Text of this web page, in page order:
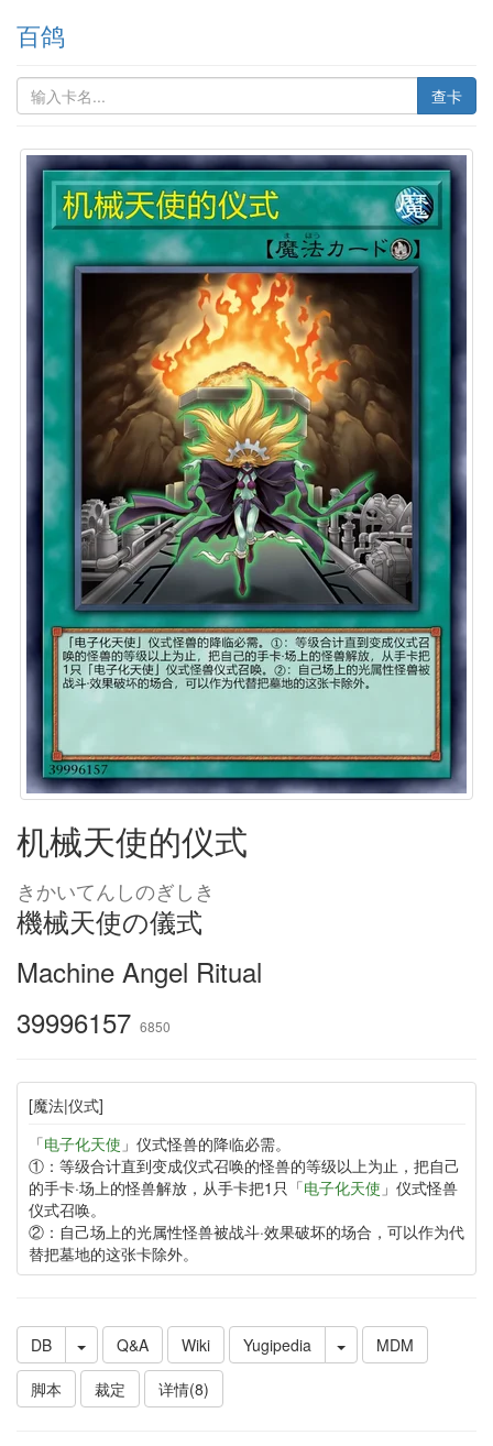
百鸽
查卡
机械天使的仪式
きかいてんしのぎしき
機械天使の儀式
Machine Angel Ritual
39996157 6850
[魔法|仪式]
「电子化天使 」仪式怪兽的降临必需。
①：等级合计直到变成仪式召唤的怪兽的等级以上为止，把自己
的手卡·场上的怪兽解放，从手卡把1只「电子化天使 」仪式怪兽
仪式召唤。
②：自己场上的光属性怪兽被战斗·效果破坏的场合，可以作为代
替把墓地的这张卡除外。
DB Q&A Wiki Yugipedia
MDM
脚本
裁定 详情(8)